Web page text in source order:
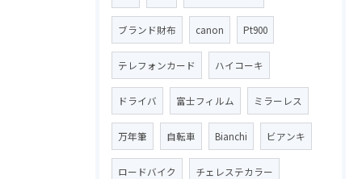
ブランド財布 canon Pt900
テレフォンカード ハイコーキ
ドライバ 富士フィルム ミラーレス
万年筆 自転車 Bianchi ビアンキ
ロードバイク チェレステカラー